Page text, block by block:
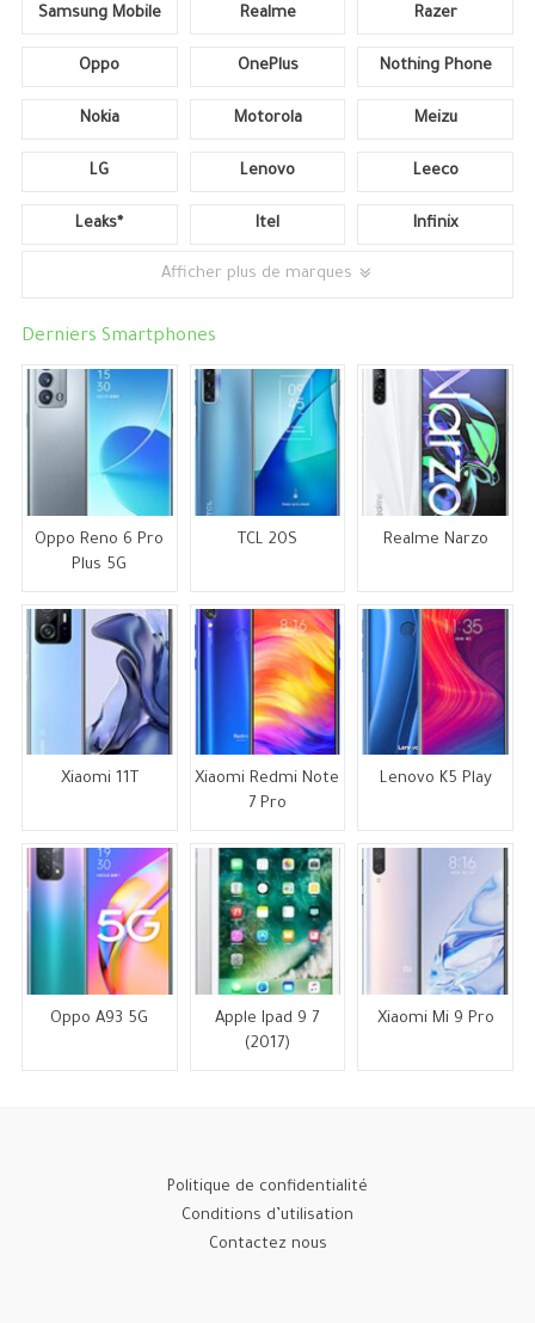
Samsung Mobile Realme Razer
Oppo OnePlus Nothing Phone
Nokia Motorola Meizu
LG Lenovo Leeco
Leaks* Itel Infinix
Afficher plus de marques
Derniers Smartphones
Oppo Reno 6 Pro
Plus 5G
TCL 20S Realme Narzo
Xiaomi 11T
Xiaomi Redmi Note
7 Pro
Lenovo K5 Play
Oppo A93 5G
Apple Ipad 9 7
(2017)
Xiaomi Mi 9 Pro
Politique de confidentialité
Conditions d’utilisation
Contactez nous